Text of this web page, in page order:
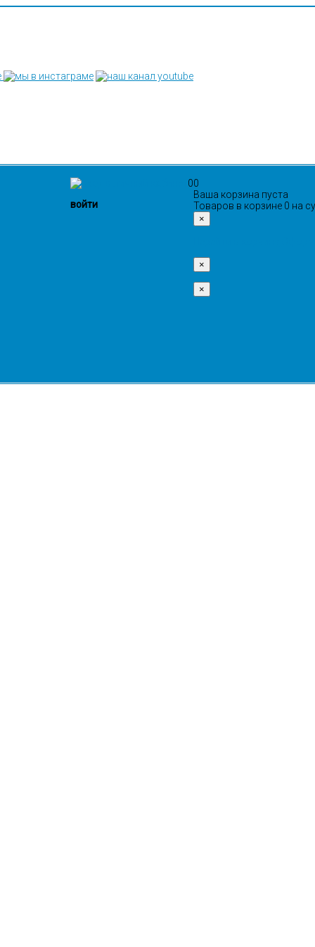
0
Ваша корзина пуста
Товаров в корзине 0 на
×
×
×
0
войти